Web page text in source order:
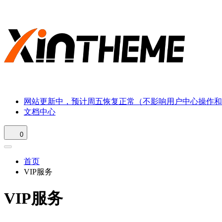
网站更新中，预计周五恢复正常（不影响用户中心操作和
文档中心
0
首页
VIP服务
VIP服务